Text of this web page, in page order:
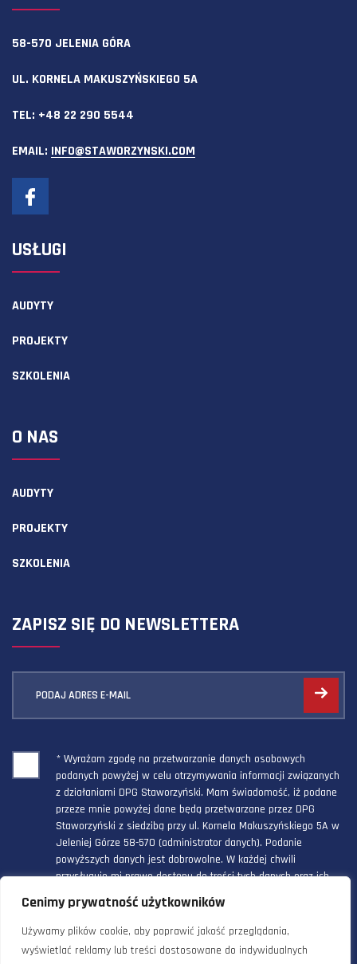
Cenimy prywatność użytkowników
Używamy plików cookie, aby poprawić jakość przeglądania,
wyświetlać reklamy lub treści dostosowane do indywidualnych
58-570 JELENIA GÓRA
UL. KORNELA MAKUSZYŃSKIEGO 5A
TEL: +48 22 290 5544
EMAIL: INFO@STAWORZYNSKI.COM
USŁUGI
AUDYTY
PROJEKTY
SZKOLENIA
O NAS
AUDYTY
PROJEKTY
SZKOLENIA
ZAPISZ SIĘ DO NEWSLETTERA
PODAJ ADRES E-MAIL
* Wyrażam zgodę na przetwarzanie danych osobowych
podanych powyżej w celu otrzymywania informacji związanych
z działaniami DPG Staworzyński. Mam świadomość, iż podane
przeze mnie powyżej dane będą przetwarzane przez DPG
Staworzyński z siedzibą przy ul. Kornela Makuszyńskiego 5A w
Jeleniej Górze 58-570 (administrator danych). Podanie
powyższych danych jest dobrowolne. W każdej chwili
przysługuje mi prawo dostępu do treści tych danych oraz ich
poprawienia, a powyższa zgoda może być odwołana w każdym
czasie.